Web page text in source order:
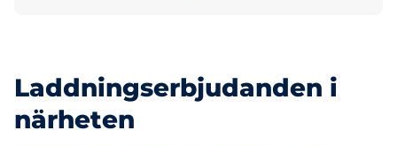
Laddningserbjudanden i
närheten